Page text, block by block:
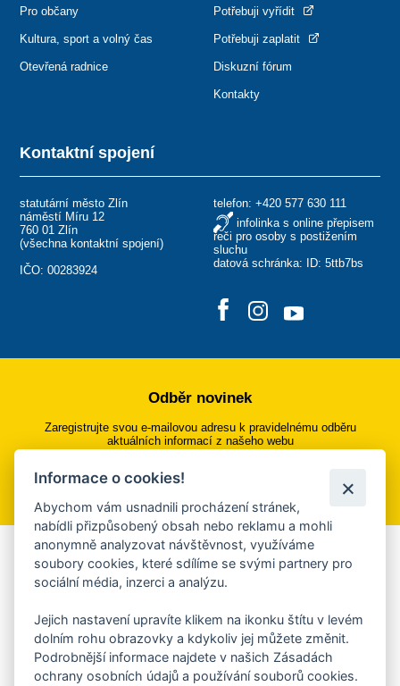
Kontaktní spojení
statutární město Zlín
náměstí Míru 12
760 01 Zlín
(všechna kontaktní spojení)
IČO: 00283924
telefon: +420 577 630 111
infolinka s online přepisem
řeči pro osoby s postižením
sluchu
datová schránka: ID: 5ttb7bs
Pro občany
Kultura, sport a volný čas
Otevřená radnice
Potřebuji vyřídit
Potřebuji zaplatit
Diskuzní fórum
Kontakty
Odběr novinek
Zaregistrujte svou e-mailovou adresu k pravidelnému odběru
aktuálních informací z našeho webu
Přihlásit se k odběru
Aplikace Mobilní rozhlas
Chcete dostávat do svého mobilu či mailu upozornění na
ankety, pozvánky na kulturní a sportovní akce?
Více informací o aplikaci
Informace o cookies!
Abychom vám usnadnili procházení stránek,
nabídli přizpůsobený obsah nebo reklamu a mohli
anonymně analyzovat návštěvnost, využíváme
soubory cookies, které sdílíme se svými partnery pro
sociální média, inzerci a analýzu.
Jejich nastavení upravíte klikem na ikonku štítu v levém
dolním rohu obrazovky a kdykoliv jej můžete změnit.
Podrobnější informace najdete v našich Zásadách
ochrany osobních údajů a používání souborů cookies.